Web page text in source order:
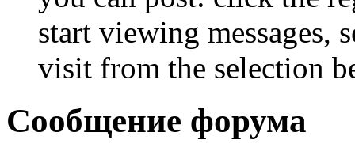
start viewing messages,
visit from the selection
Сообщение форума